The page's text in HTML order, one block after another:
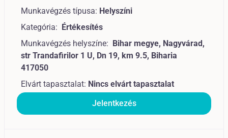
Munkavégzés típusa: Helyszíni
Kategória: Értékesítés
Munkavégzés helyszíne: Bihar megye, Nagyvárad,
str Trandafirilor 1 U, Dn 19, km 9.5, Biharia
417050
Elvárt tapasztalat: Nincs elvárt tapasztalat
Jelentkezés